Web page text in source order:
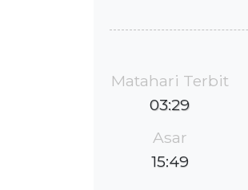
Matahari Terbit
03:29
Asar
15:49